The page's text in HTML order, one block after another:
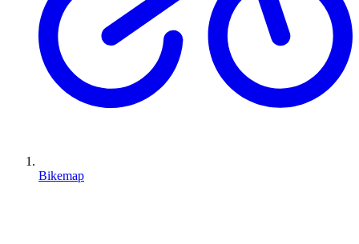
Bikemap